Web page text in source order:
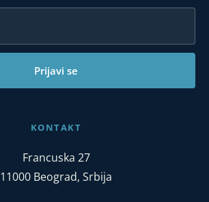
Prijavi se
KONTAKT
Francuska 27
11000 Beograd, Srbija